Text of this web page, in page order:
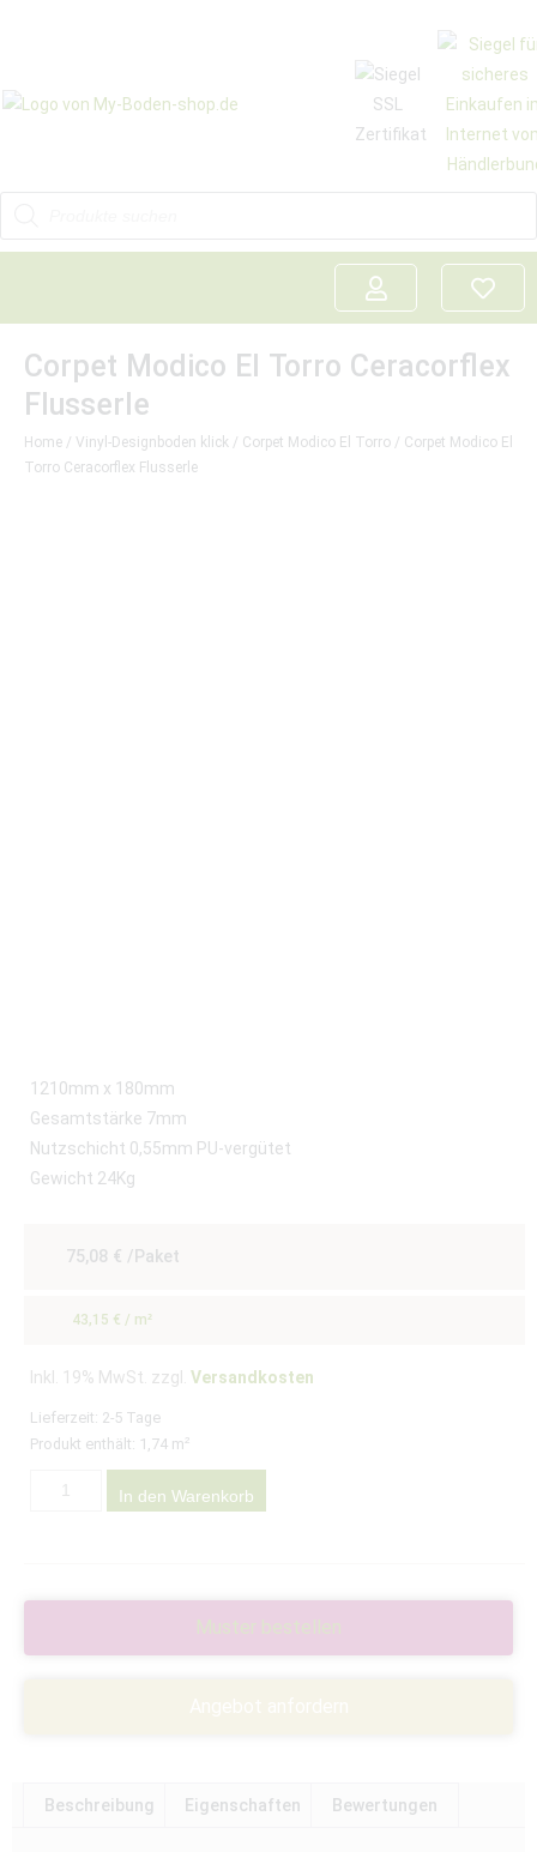
Corpet Modico El Torro Ceracorflex
Flusserle
Home / Vinyl-Designboden klick / Corpet Modico El Torro / Corpet Modico El
Torro Ceracorflex Flusserle
1210mm x 180mm
Gesamtstärke 7mm
Nutzschicht 0,55mm PU-vergütet
Gewicht 24Kg
75,08 € /Paket
43,15 € / m²
Inkl. 19% MwSt. zzgl. Versandkosten
Lieferzeit: 2-5 Tage
Produkt enthält: 1,74 m²
In den Warenkorb
Beschreibung Eigenschaften Bewertungen